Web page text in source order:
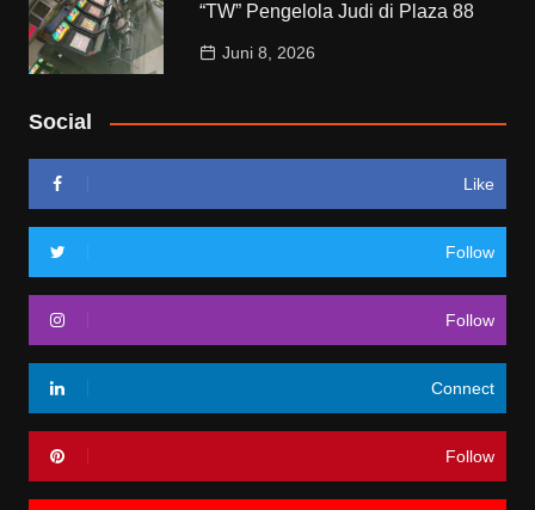
“TW” Pengelola Judi di Plaza 88
Juni 8, 2026
Social
Like
Follow
Follow
Connect
Follow